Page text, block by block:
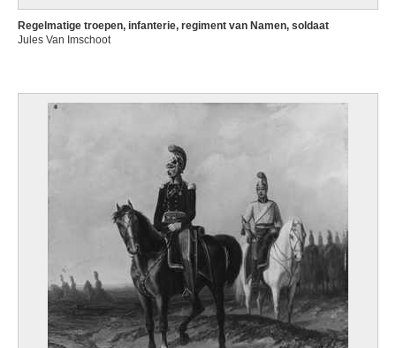
Regelmatige troepen, infanterie, regiment van Namen, soldaat
Jules Van Imschoot